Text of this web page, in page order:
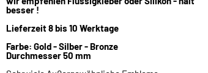
besser !
Lieferzeit 8 bis 10 Werktage
Farbe: Gold - Silber - Bronze
Durchmesser 50 mm